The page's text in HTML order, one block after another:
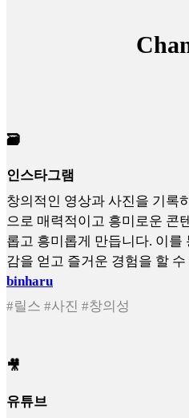
🗃️
인스타그램
창의적인 영상과 사진을 기록
으로 매력적이고 흥미로운 콘
롭고 흥미롭게 만듭니다. 이를
감을 얻고 즐거운 경험을 할
binharu
#릴스 #사진 #창의성
🎥
유튜브